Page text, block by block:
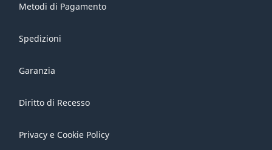
Metodi di Pagamento
Spedizioni
Garanzia
Diritto di Recesso
Privacy e Cookie Policy